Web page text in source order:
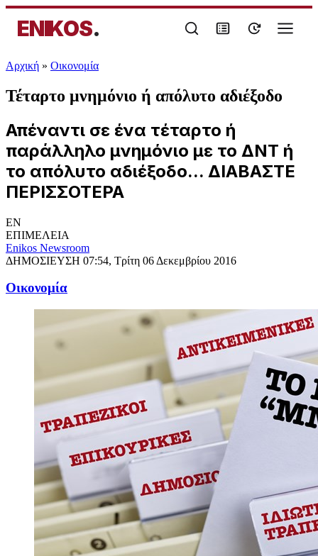
ENIKOS.
Αρχική » Oικονομία
Τέταρτο μνημόνιο ή απόλυτο αδιέξοδο
Απέναντι σε ένα τέταρτο ή
παράλληλο μνημόνιο με το ΔΝΤ ή
το απόλυτο αδιέξοδο... ΔΙΑΒΑΣΤΕ
ΠΕΡΙΣΣΟΤΕΡΑ
EN
ΕΠΙΜΕΛΕΙΑ
Enikos Newsroom
ΔΗΜΟΣΙΕΥΣΗ 07:54, Τρίτη 06 Δεκεμβρίου 2016
Oικονομία